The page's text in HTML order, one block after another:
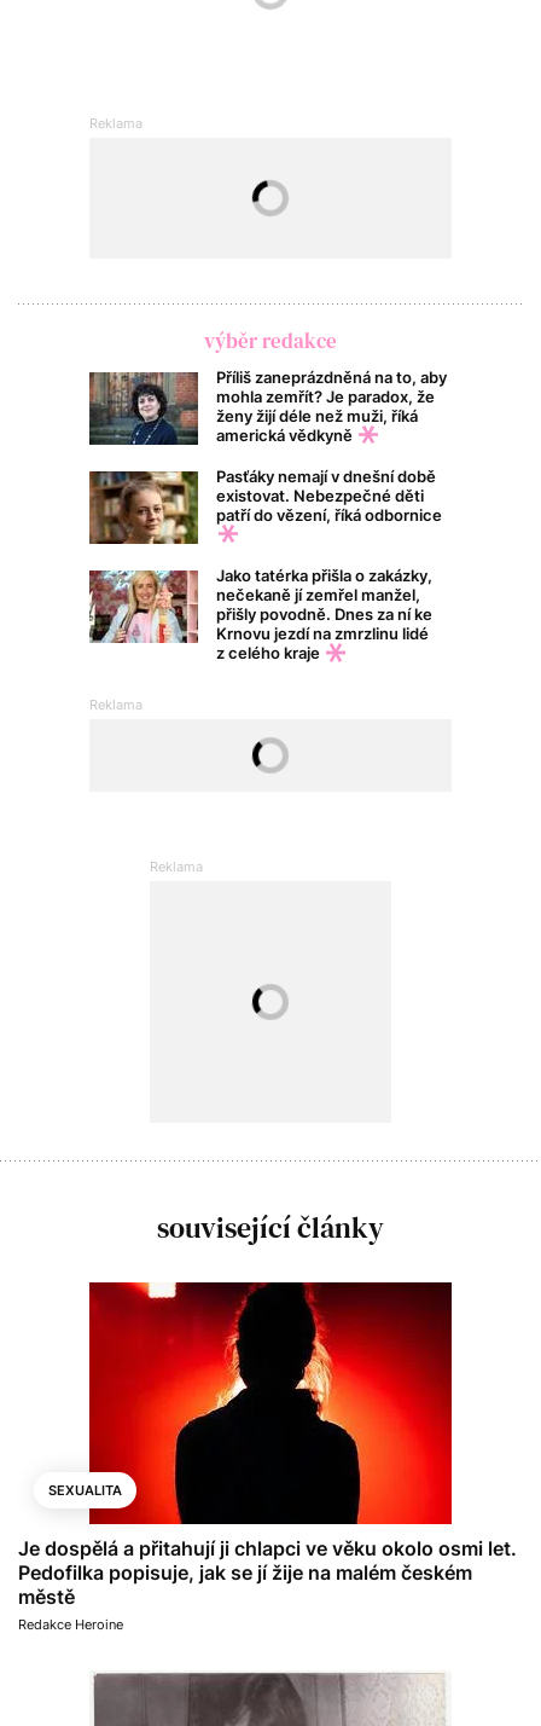
výběr redakce
Příliš zaneprázdněná na to, aby
mohla zemřít? Je paradox, že
ženy žijí déle než muži, říká
americká vědkyně
Pasťáky nemají v dnešní době
existovat. Nebezpečné děti
patří do vězení, říká odbornice
Jako tatérka přišla o zakázky,
nečekaně jí zemřel manžel,
přišly povodně. Dnes za ní ke
Krnovu jezdí na zmrzlinu lidé
z celého kraje
související články
SEXUALITA
Je dospělá a přitahují ji chlapci ve věku okolo osmi let.
Pedofilka popisuje, jak se jí žije na malém českém
městě
Redakce Heroine